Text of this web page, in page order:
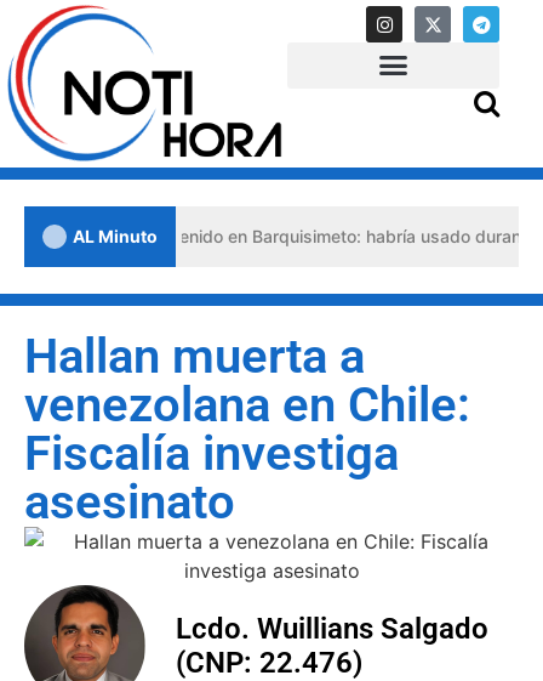
AL Minuto
abogado detenido en Barquisimeto: habría usado durante 13
Hallan muerta a
venezolana en Chile:
Fiscalía investiga
asesinato
Lcdo. Wuillians Salgado
(CNP: 22.476)